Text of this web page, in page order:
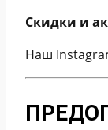
Скидки и
Наш